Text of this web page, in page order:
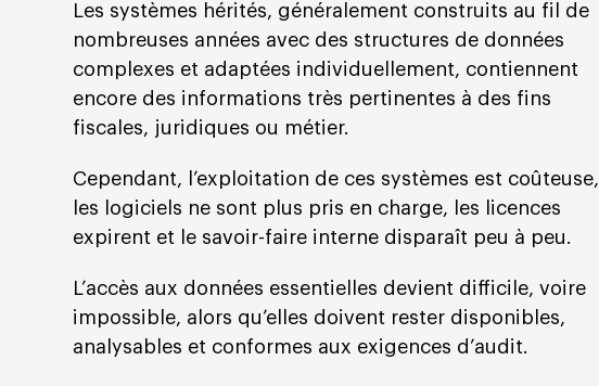
Les systèmes hérités, généralement construits au fil de
nombreuses années avec des structures de données
complexes et adaptées individuellement, contiennent
encore des informations très pertinentes à des fins
fiscales, juridiques ou métier.
Cependant, l’exploitation de ces systèmes est coûteuse,
les logiciels ne sont plus pris en charge, les licences
expirent et le savoir-faire interne disparaît peu à peu.
L’accès aux données essentielles devient difficile, voire
impossible, alors qu’elles doivent rester disponibles,
analysables et conformes aux exigences d’audit.